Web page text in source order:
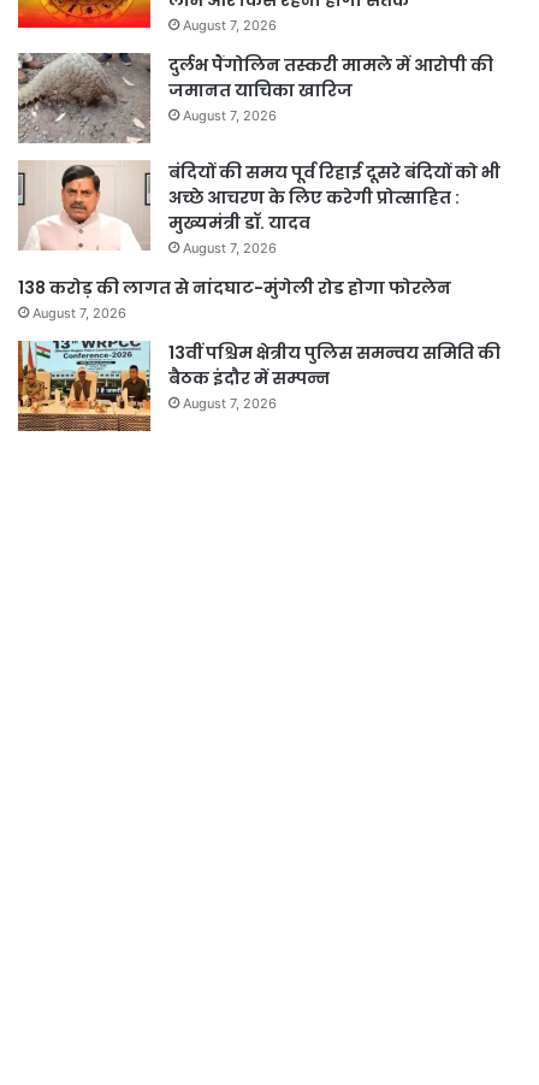
August 7, 2026
दुर्लभ पैंगोलिन तस्करी मामले में आरोपी की
जमानत याचिका खारिज
August 7, 2026
बंदियों की समय पूर्व रिहाई दूसरे बंदियों को भी
अच्छे आचरण के लिए करेगी प्रोत्साहित :
मुख्यमंत्री डॉ. यादव
August 7, 2026
138 करोड़ की लागत से नांदघाट-मुंगेली रोड होगा फोरलेन
August 7, 2026
13वीं पश्चिम क्षेत्रीय पुलिस समन्वय समिति की
बैठक इंदौर में सम्पन्न
August 7, 2026